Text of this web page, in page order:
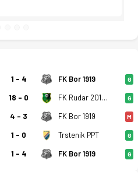
1 - 4 FK Bor 1919 G
18 - 0 FK Rudar 2016 Aleksinački Rudnik G
4 - 3 FK Bor 1919 M
1 - 0 Trstenik PPT G
1 - 4 FK Bor 1919 G